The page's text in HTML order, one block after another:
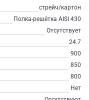
стрейч/картон
Полка-решётка AISI 430
Отсутствует
24.7
900
850
800
Нет